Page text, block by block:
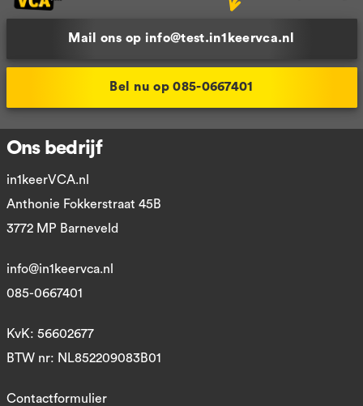
Mail ons op info@test.in1keervca.nl
Bel nu op 085-0667401
Ons bedrijf
in1keerVCA.nl
Anthonie Fokkerstraat 45B
3772 MP Barneveld
info@in1keervca.nl
085-0667401
KvK: 56602677
BTW nr: NL852209083B01
Contactformulier